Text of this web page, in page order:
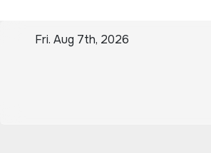
Fri. Aug 7th, 2026